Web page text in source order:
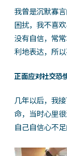
我曾是沉默寡
困扰，我不喜
没有自信，常
利地表达，所以
正面应对社交恐
几年以后，我
命，当时心里
自己自信心不足